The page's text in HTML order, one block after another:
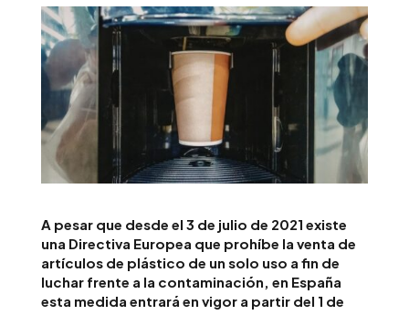
A pesar que desde el 3 de julio de 2021 existe
una Directiva Europea que prohíbe la venta de
artículos de plástico de un solo uso a fin de
luchar frente a la contaminación, en España
esta medida entrará en vigor a partir del 1 de